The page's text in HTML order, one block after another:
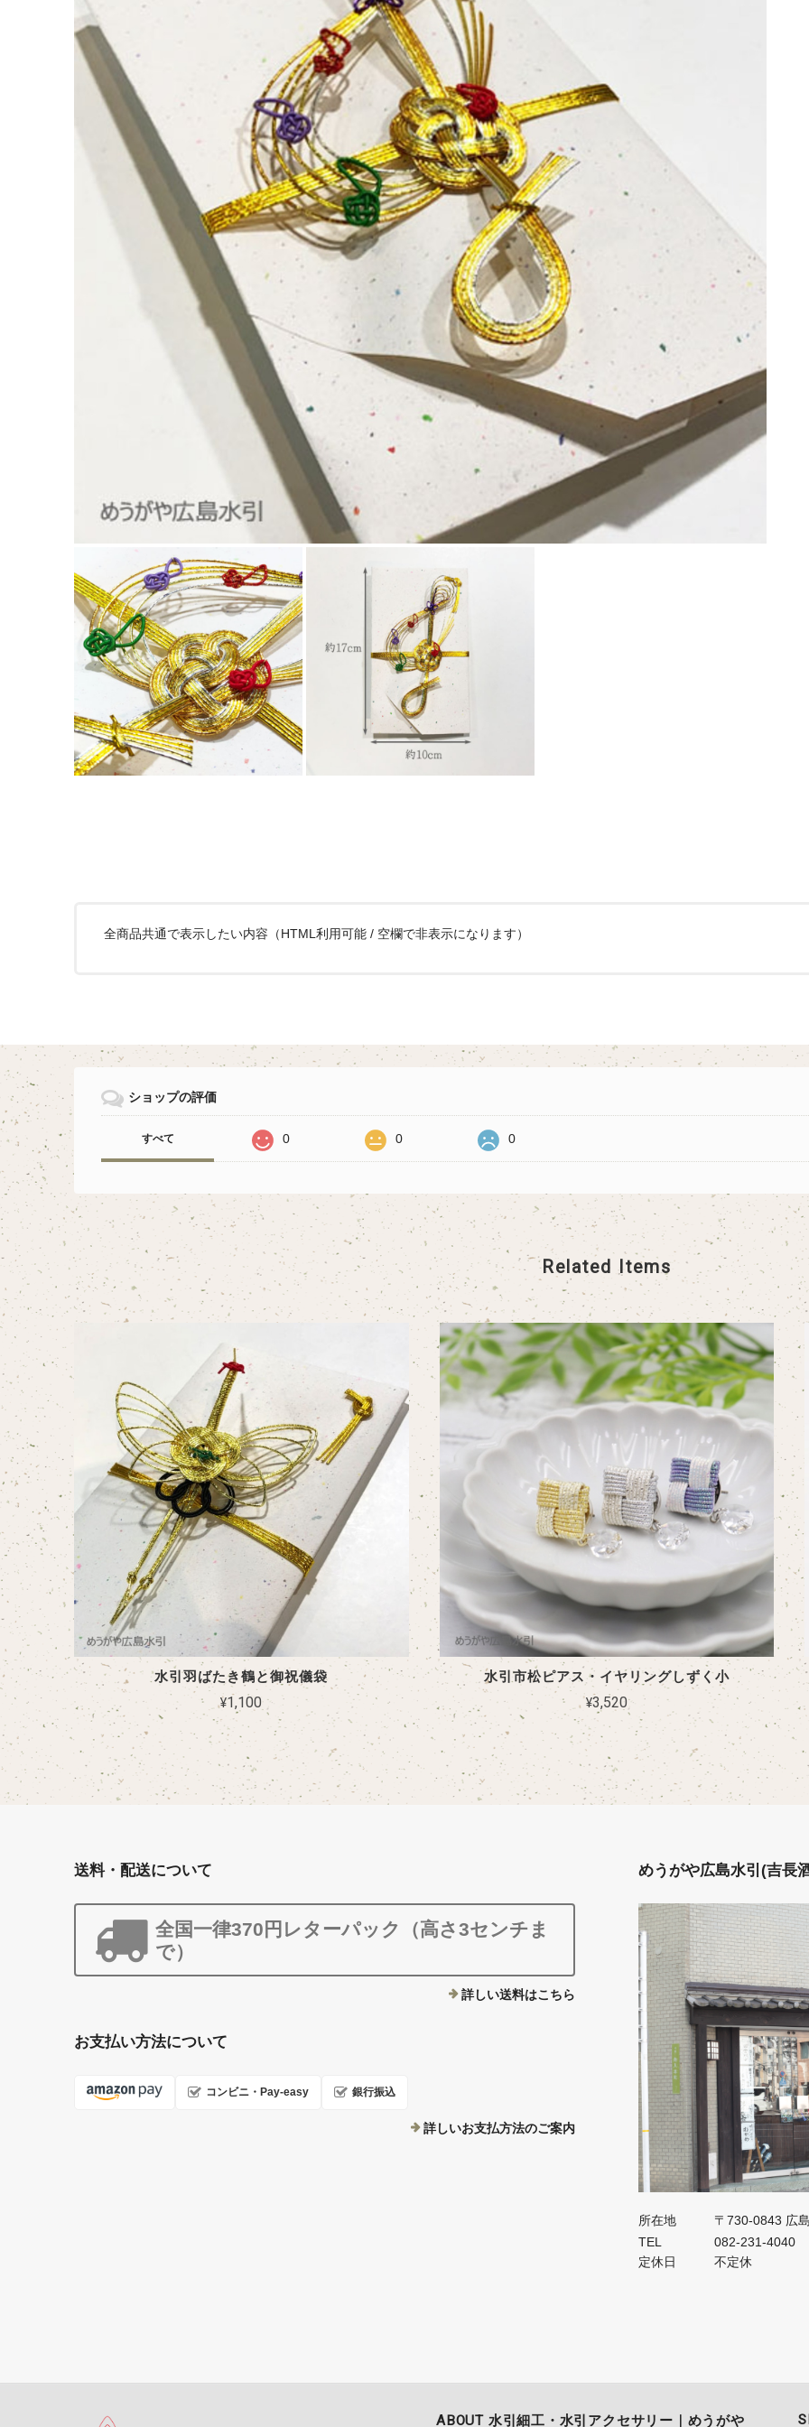
全商品共通で表示したい内容（HTML利用可能 / 空欄で非表示になります）
ショップの評価
すべて 0 0 0
Related Items
水引羽ばたき鶴と御祝儀袋
¥1,100
水引市松ピアス・イヤリングしずく小
¥3,520
送料・配送について
全国一律370円レターパック（高さ3センチま
で）
詳しい送料はこちら
お支払い方法について
コンビニ・Pay-easy 銀行振込
詳しいお支払方法のご案内
めうがや広島水引(吉長
所在地
〒730-0843 広
TEL
082-231-4040
定休日
不定休
ABOUT 水引細工・水引アクセサリー｜めうがや